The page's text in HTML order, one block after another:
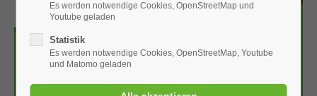
Es werden notwendige Cookies, OpenStreetMap und
Youtube geladen
Statistik
Es werden notwendige Cookies, OpenStreetMap, Youtube
und Matomo geladen